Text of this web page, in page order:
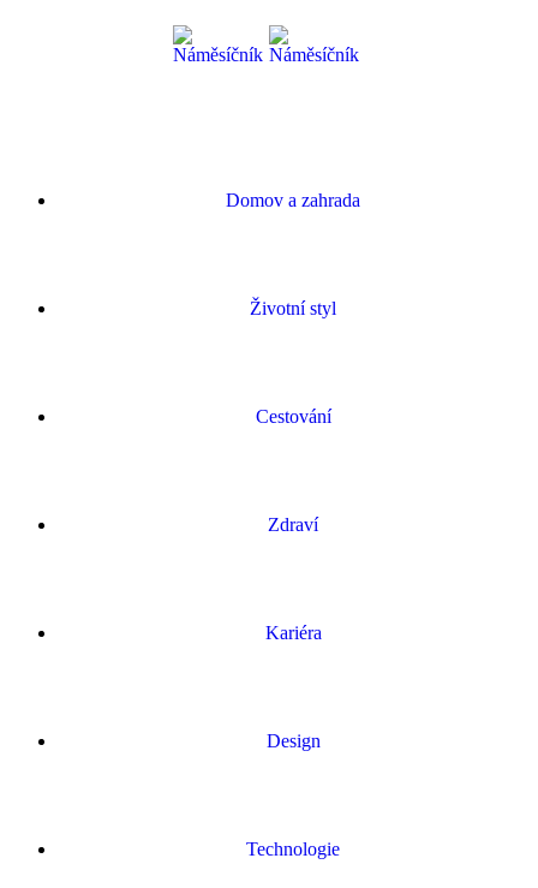
Domov a zahrada
Životní styl
Cestování
Zdraví
Kariéra
Design
Technologie